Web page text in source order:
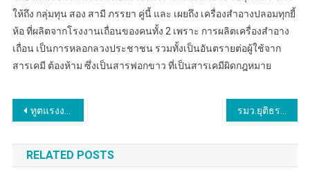
ให้ถึง กลุ่มทุน สอง สามี ภรรยา คู่นี้ และ เผยถึง เครื่องสำอางปลอมทุกยี้
ห้อ ที่ผลิตจากโรงงานเถื่อนของคนทั้ง 2 เพราะ การผลิตเครื่องสำอาง
เถื่อน เป็นการหลอกลวงประชาชน รวมทั้งเป็นอันตรายต่อผู้ใช้จาก
สารเคมี ต้องห้าม ซึ่งเป็นสารฟอกขาว ที่เป็นสารเคมีผิดกฎหมาย
แนะแนว
เรื่อง
ทูตแรงงานไทย ประสานเหตุโรงงานแก๊สระเบิดไต้หวัน ช่วยเหลือเข้าเขตปลอดภัยแล้ว “พิพัฒน์” ห่วงใยสั่งการปลัดแรงงาน เปิดสายด่วน 1506 พร้อมรุดเยี่ยมดูแลสิทธิประโยชน์
RELATED POSTS